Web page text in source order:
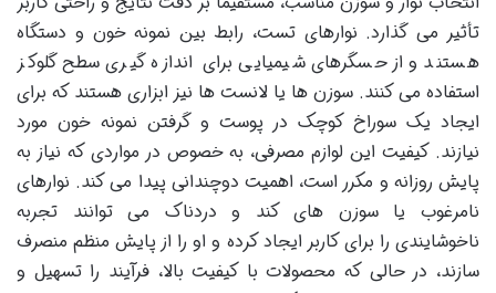
تأثیر می گذارد. نوارهای تست، رابط بین نمونه خون و دستگاه
هستند و از حسگرهای شیمیایی برای اندازه گیری سطح گلوکز
استفاده می کنند. سوزن ها یا لانست ها نیز ابزاری هستند که برای
ایجاد یک سوراخ کوچک در پوست و گرفتن نمونه خون مورد
نیازند. کیفیت این لوازم مصرفی، به خصوص در مواردی که نیاز به
پایش روزانه و مکرر است، اهمیت دوچندانی پیدا می کند. نوارهای
نامرغوب یا سوزن های کند و دردناک می توانند تجربه
ناخوشایندی را برای کاربر ایجاد کرده و او را از پایش منظم منصرف
سازند، در حالی که محصولات با کیفیت بالا، فرآیند را تسهیل و